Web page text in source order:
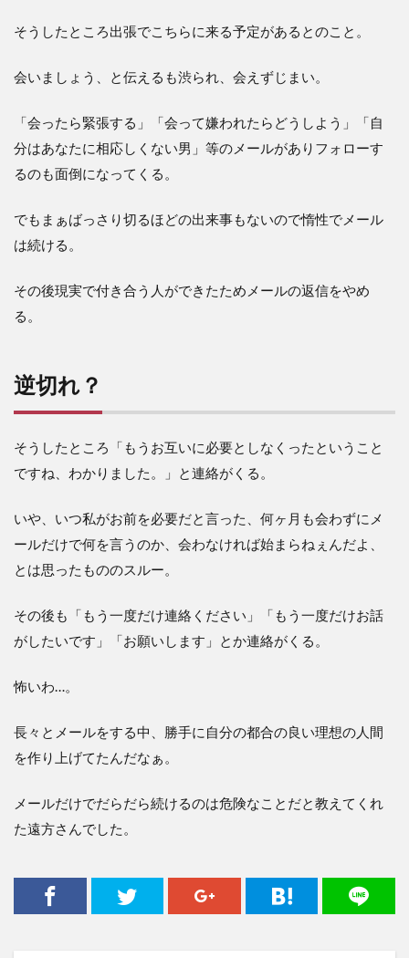
そうしたところ出張でこちらに来る予定があるとのこと。
会いましょう、と伝えるも渋られ、会えずじまい。
「会ったら緊張する」「会って嫌われたらどうしよう」「自
分はあなたに相応しくない男」等のメールがありフォローす
るのも面倒になってくる。
でもまぁばっさり切るほどの出来事もないので惰性でメール
は続ける。
その後現実で付き合う人ができたためメールの返信をやめ
る。
逆切れ？
そうしたところ「もうお互いに必要としなくったということ
ですね、わかりました。」と連絡がくる。
いや、いつ私がお前を必要だと言った、何ヶ月も会わずにメ
ールだけで何を言うのか、会わなければ始まらねぇんだよ、
とは思ったもののスルー。
その後も「もう一度だけ連絡ください」「もう一度だけお話
がしたいです」「お願いします」とか連絡がくる。
怖いわ…。
長々とメールをする中、勝手に自分の都合の良い理想の人間
を作り上げてたんだなぁ。
メールだけでだらだら続けるのは危険なことだと教えてくれ
た遠方さんでした。